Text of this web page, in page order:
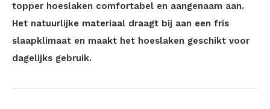
topper hoeslaken comfortabel en aangenaam aan.
Het natuurlijke materiaal draagt bij aan een fris
slaapklimaat en maakt het hoeslaken geschikt voor
dagelijks gebruik.